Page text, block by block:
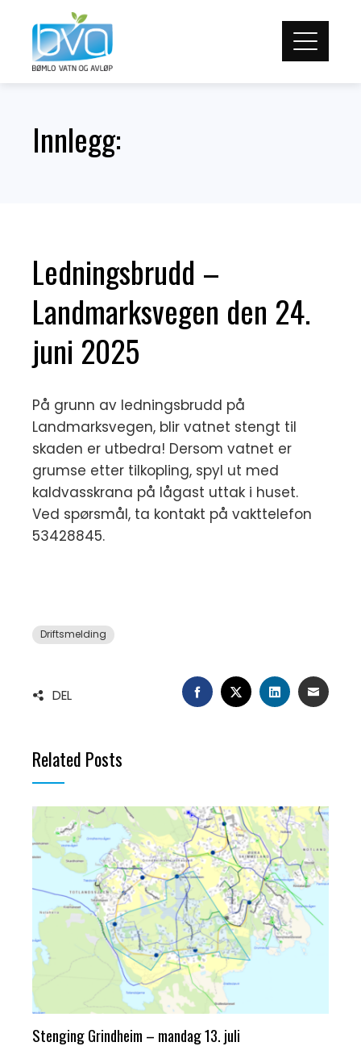
content
Innlegg:
Ledningsbrudd –
Landmarksvegen den 24.
juni 2025
På grunn av ledningsbrudd på
Landmarksvegen, blir vatnet stengt til
skaden er utbedra! Dersom vatnet er
grumse etter tilkopling, spyl ut med
kaldvasskrana på lågast uttak i huset.
Ved spørsmål, ta kontakt på vakttelefon
53428845.
Driftsmelding
DEL FACEBOOK
TWITTERLINKEDINEMAIL
Related Posts
Stenging Grindheim – mandag 13. juli